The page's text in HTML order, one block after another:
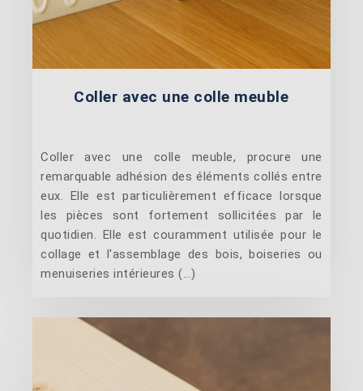
Coller avec une colle meuble
Coller avec une colle meuble, procure une
remarquable adhésion des éléments collés entre
eux. Elle est particulièrement efficace lorsque
les pièces sont fortement sollicitées par le
quotidien. Elle est couramment utilisée pour le
collage et l'assemblage des bois, boiseries ou
menuiseries intérieures (...)